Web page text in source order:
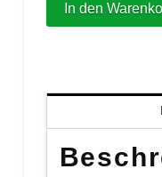
Einläufe)
In den